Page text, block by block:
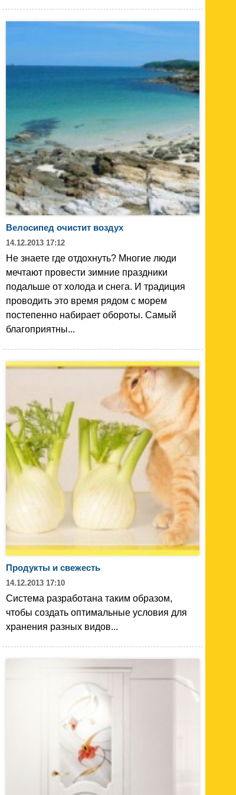
Велосипед очистит воздух
14.12.2013 17:12
Не знаете где отдохнуть? Многие люди
мечтают провести зимние праздники
подальше от холода и снега. И традиция
проводить это время рядом с морем
постепенно набирает обороты. Самый
благоприятны...
Продукты и свежесть
14.12.2013 17:10
Система разработана таким образом,
чтобы создать оптимальные условия для
хранения разных видов...